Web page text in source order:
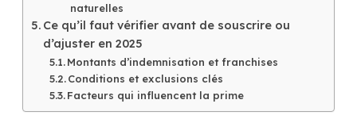
naturelles
Ce qu’il faut vérifier avant de souscrire ou
d’ajuster en 2025
Montants d’indemnisation et franchises
Conditions et exclusions clés
Facteurs qui influencent la prime